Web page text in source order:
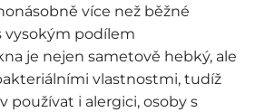
více než běžné
vysokým podílem
je nejen sametově hebký, ale
vlastnostmi, tudíž
používat i alergici, osoby s